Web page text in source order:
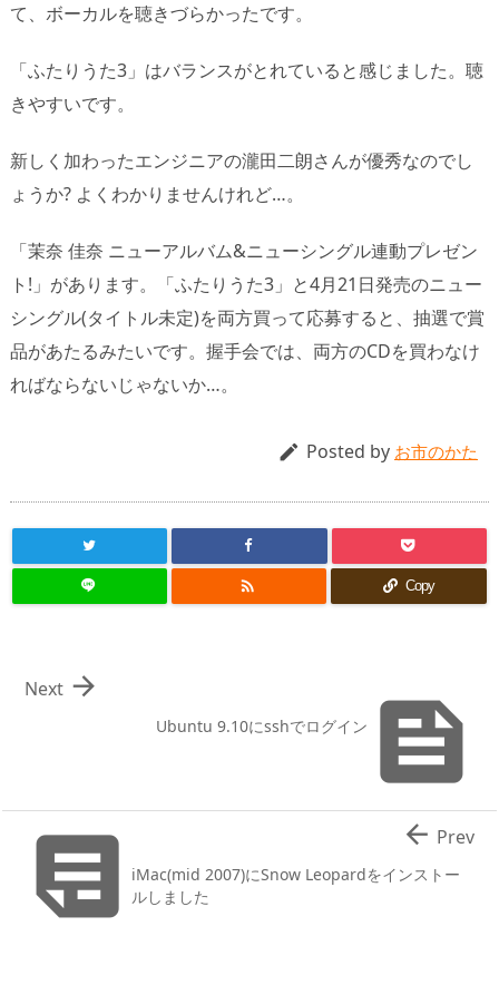
て、ボーカルを聴きづらかったです。
「ふたりうた3」はバランスがとれていると感じました。聴
きやすいです。
新しく加わったエンジニアの瀧田二朗さんが優秀なのでし
ょうか? よくわかりませんけれど…。
「茉奈 佳奈 ニューアルバム&ニューシングル連動プレゼン
ト!」があります。「ふたりうた3」と4月21日発売のニュー
シングル(タイトル未定)を両方買って応募すると、抽選で賞
品があたるみたいです。握手会では、両方のCDを買わなけ
ればならないじゃないか…。
 Posted by お市のかた
 Copy

Ubuntu 9.10にsshでログイン

Next
iMac(mid 2007)にSnow Leopardをインストー
ルしました
 Prev